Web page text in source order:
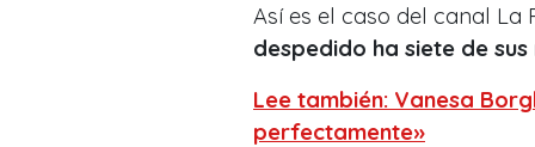
Así es el caso del canal La
despedido ha siete de
Lee también: Vanesa
perfectamente»